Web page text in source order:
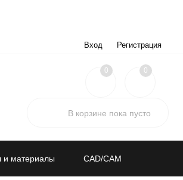
Вход Регистрация
0 0
В корзине пока пусто
и материалы CAD/CAM